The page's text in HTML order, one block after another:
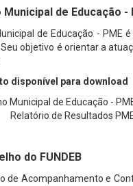
de Educação -
de Educação -
Seu objetivo é orientar a
disponível para download
Municipal de Educação -
Relatório de Resultados
do FUNDEB
de Acompanhamento e